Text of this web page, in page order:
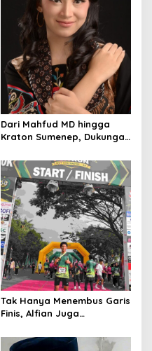
Dari Mahfud MD hingga
Kraton Sumenep, Dukungan
Indonesia’s Girl 2026 Asal
Jawa Timur
Tak Hanya Menembus Garis
Finis, Alfian Juga